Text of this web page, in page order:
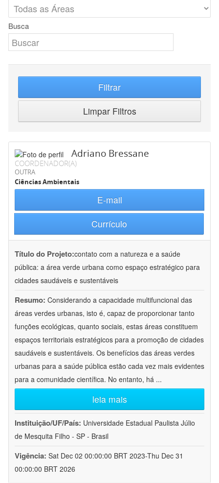
Busca
Filtrar
Limpar Filtros
Adriano Bressane
COORDENADOR(A)
OUTRA
Ciências Ambientais
E-mail
Currículo
Título do Projeto:contato com a natureza e a saúde
pública: a área verde urbana como espaço estratégico para
cidades saudáveis e sustentáveis
Resumo: Considerando a capacidade multifuncional das
áreas verdes urbanas, isto é, capaz de proporcionar tanto
funções ecológicas, quanto sociais, estas áreas constituem
espaços territoriais estratégicos para a promoção de cidades
saudáveis e sustentáveis. Os benefícios das áreas verdes
urbanas para a saúde pública estão cada vez mais evidentes
para a comunidade científica. No entanto, há ...
leia mais
Instituição/UF/País: Universidade Estadual Paulista Júlio
de Mesquita Filho - SP - Brasil
Vigência: Sat Dec 02 00:00:00 BRT 2023-Thu Dec 31
00:00:00 BRT 2026